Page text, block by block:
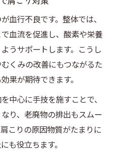
血行不良です。整体では、
血流を促進し、酸素や栄養
うサポートします。こうし
くみの改善にもつながるた
果が期待できます。
中心に手技を施すことで、
り、老廃物の排出もスムー
こりの原因物質がたまりに
も役立ちます。